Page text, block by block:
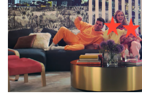
Notifiche mobile
Regala il Post
Hai bisogno di aiuto?
Esci